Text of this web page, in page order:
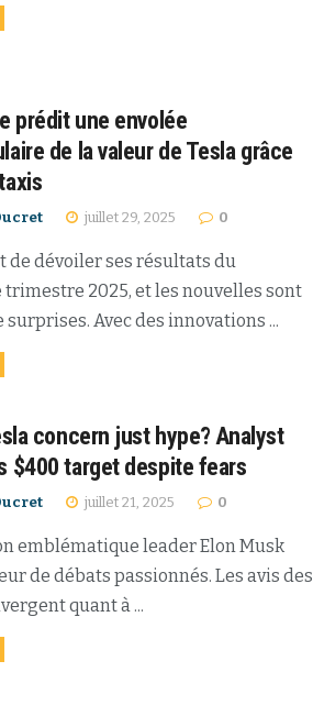
prédit une envolée
de la valeur de Tesla grâce
juillet 29, 2025 0
de dévoiler ses résultats du
2025, et les nouvelles sont
surprises. Avec des innovations ...
concern just hype? Analyst
$400 target despite fears
juillet 21, 2025 0
emblématique leader Elon Musk
de débats passionnés. Les avis des
quant à ...